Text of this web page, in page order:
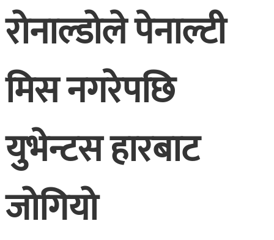
रोनाल्डोले पेनाल्टी
मिस नगरेपछि
युभेन्टस हारबाट
जोगियो